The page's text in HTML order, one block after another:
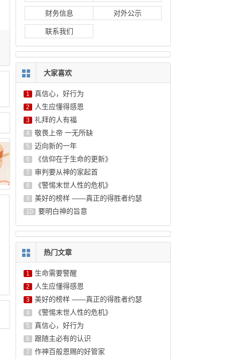
财务信息 对外公示
联系我们
大家喜欢
1 真信心，好行为
2 人生应懂得感恩
3 礼拜的人有福
4 敬畏上帝 一无所缺
5 迈向新的一年
6 《信仰在于生命的更新》
7 审判要从神的家起首
8 《警惕末世人性的危机》
9 美好的榜样 ——真正的得胜者约瑟
10 要明白神的旨意
热门文章
1 生命需要警醒
2 人生应懂得感恩
3 美好的榜样 ——真正的得胜者约瑟
4 《警惕末世人性的危机》
5 真信心，好行为
6 跟随主必有的认识
7 作神百般恩赐的好管家